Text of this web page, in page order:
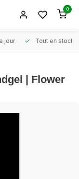
0
jour Tout en stock
| Flower